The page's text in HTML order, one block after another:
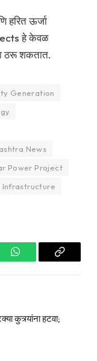
हरित ऊर्जा
हे केवळ
ठरू शकतात.
Generation
News
Power Project
WhatsAppCopy
कुत्र्यांना हटवा;